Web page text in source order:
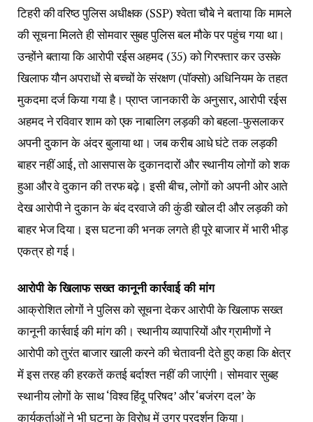
टिहरी की वरिष्ठ पुलिस अधीक्षक (SSP) श्वेता चौबे ने बताया कि मामले
की सूचना मिलते ही सोमवार सुबह पुलिस बल मौके पर पहुंच गया था।
उन्होंने बताया कि आरोपी रईस अहमद (35) को गिरफ्तार कर उसके
खिलाफ यौन अपराधों से बच्चों के संरक्षण (पॉक्सो) अधिनियम के तहत
मुकदमा दर्ज किया गया है। प्राप्त जानकारी के अनुसार, आरोपी रईस
अहमद ने रविवार शाम को एक नाबालिग लड़की को बहला-फुसलाकर
अपनी दुकान के अंदर बुलाया था। जब करीब आधे घंटे तक लड़की
बाहर नहीं आई, तो आसपास के दुकानदारों और स्थानीय लोगों को शक
हुआ और वे दुकान की तरफ बढ़े। इसी बीच, लोगों को अपनी ओर आते
देख आरोपी ने दुकान के बंद दरवाजे की कुंडी खोल दी और लड़की को
बाहर भेज दिया। इस घटना की भनक लगते ही पूरे बाजार में भारी भीड़
एकत्र हो गई।
आरोपी के खिलाफ सख्त कानूनी कार्रवाई की मांग
आक्रोशित लोगों ने पुलिस को सूचना देकर आरोपी के खिलाफ सख्त
कानूनी कार्रवाई की मांग की। स्थानीय व्यापारियों और ग्रामीणों ने
आरोपी को तुरंत बाजार खाली करने की चेतावनी देते हुए कहा कि क्षेत्र
में इस तरह की हरकतें कतई बर्दाश्त नहीं की जाएंगी। सोमवार सुबह
स्थानीय लोगों के साथ ‘विश्व हिंदू परिषद’ और ‘बजंरग दल’ के
कार्यकर्ताओं ने भी घटना के विरोध में उग्र प्रदर्शन किया।